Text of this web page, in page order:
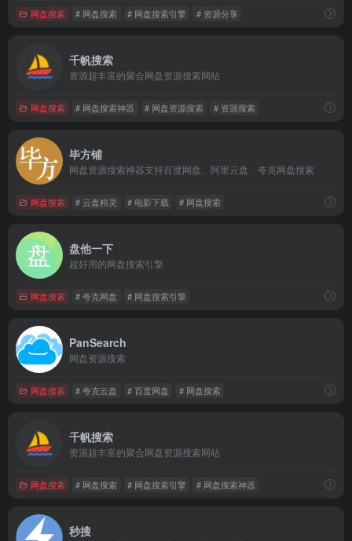
网盘搜索 # 网盘搜索 # 网盘搜索引擎 # 资源分享
千帆搜索
资源超丰富的聚合网盘资源搜索网站
网盘搜索 # 网盘搜索神器 # 网盘资源搜索 # 资源搜索
毕方铺
网盘资源搜索神器支持百度网盘、阿里云盘、夸克网盘搜索
网盘搜索 # 云盘精灵 # 电影下载 # 网盘搜索
盘他一下
超好用的网盘搜索引擎
网盘搜索 # 夸克网盘 # 网盘搜索引擎
PanSearch
网盘资源搜索
网盘搜索 # 夸克云盘 # 百度网盘 # 网盘搜索
千帆搜索
资源超丰富的聚合网盘资源搜索网站
网盘搜索 # 网盘搜索 # 网盘搜索引擎 # 网盘搜索神器
秒搜